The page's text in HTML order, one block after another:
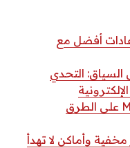
عادات أفضل مع
السياق: التحدي
لماذا يفضل المصريون Melbet على الطرق
وأماكن لا تهدأ